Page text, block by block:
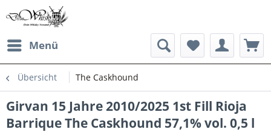
Menü
Übersicht The Caskhound
Girvan 15 Jahre 2010/2025 1st Fill Rioja
Barrique The Caskhound 57,1% vol. 0,5 l